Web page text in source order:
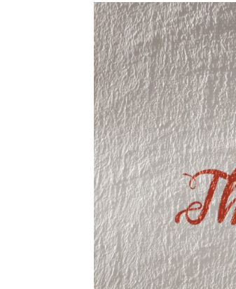
illustrer ce concept par
sur des vidéos YouTube.